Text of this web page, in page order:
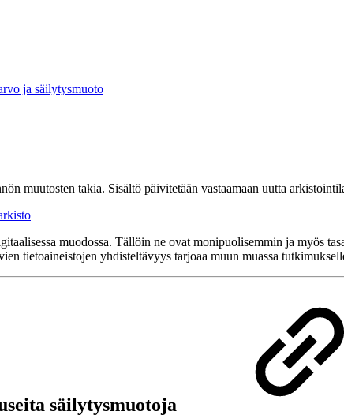
ja säilytysmuoto
muutosten takia. Sisältö päivitetään vastaamaan uutta
muodossa. Tällöin ne ovat monipuolisemmin ja myös
tietoaineistojen yhdisteltävyys tarjoaa muun muassa
säilytysmuotoja